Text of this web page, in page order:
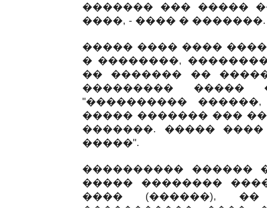
������� ��� �����
����, - ���� � �������.
����� ���� ����
� ��������,
�� ������� ��
���������
"����������
����� ������� ���
�������. �����
�����".
���������� ������
����� ��������
���� (������),